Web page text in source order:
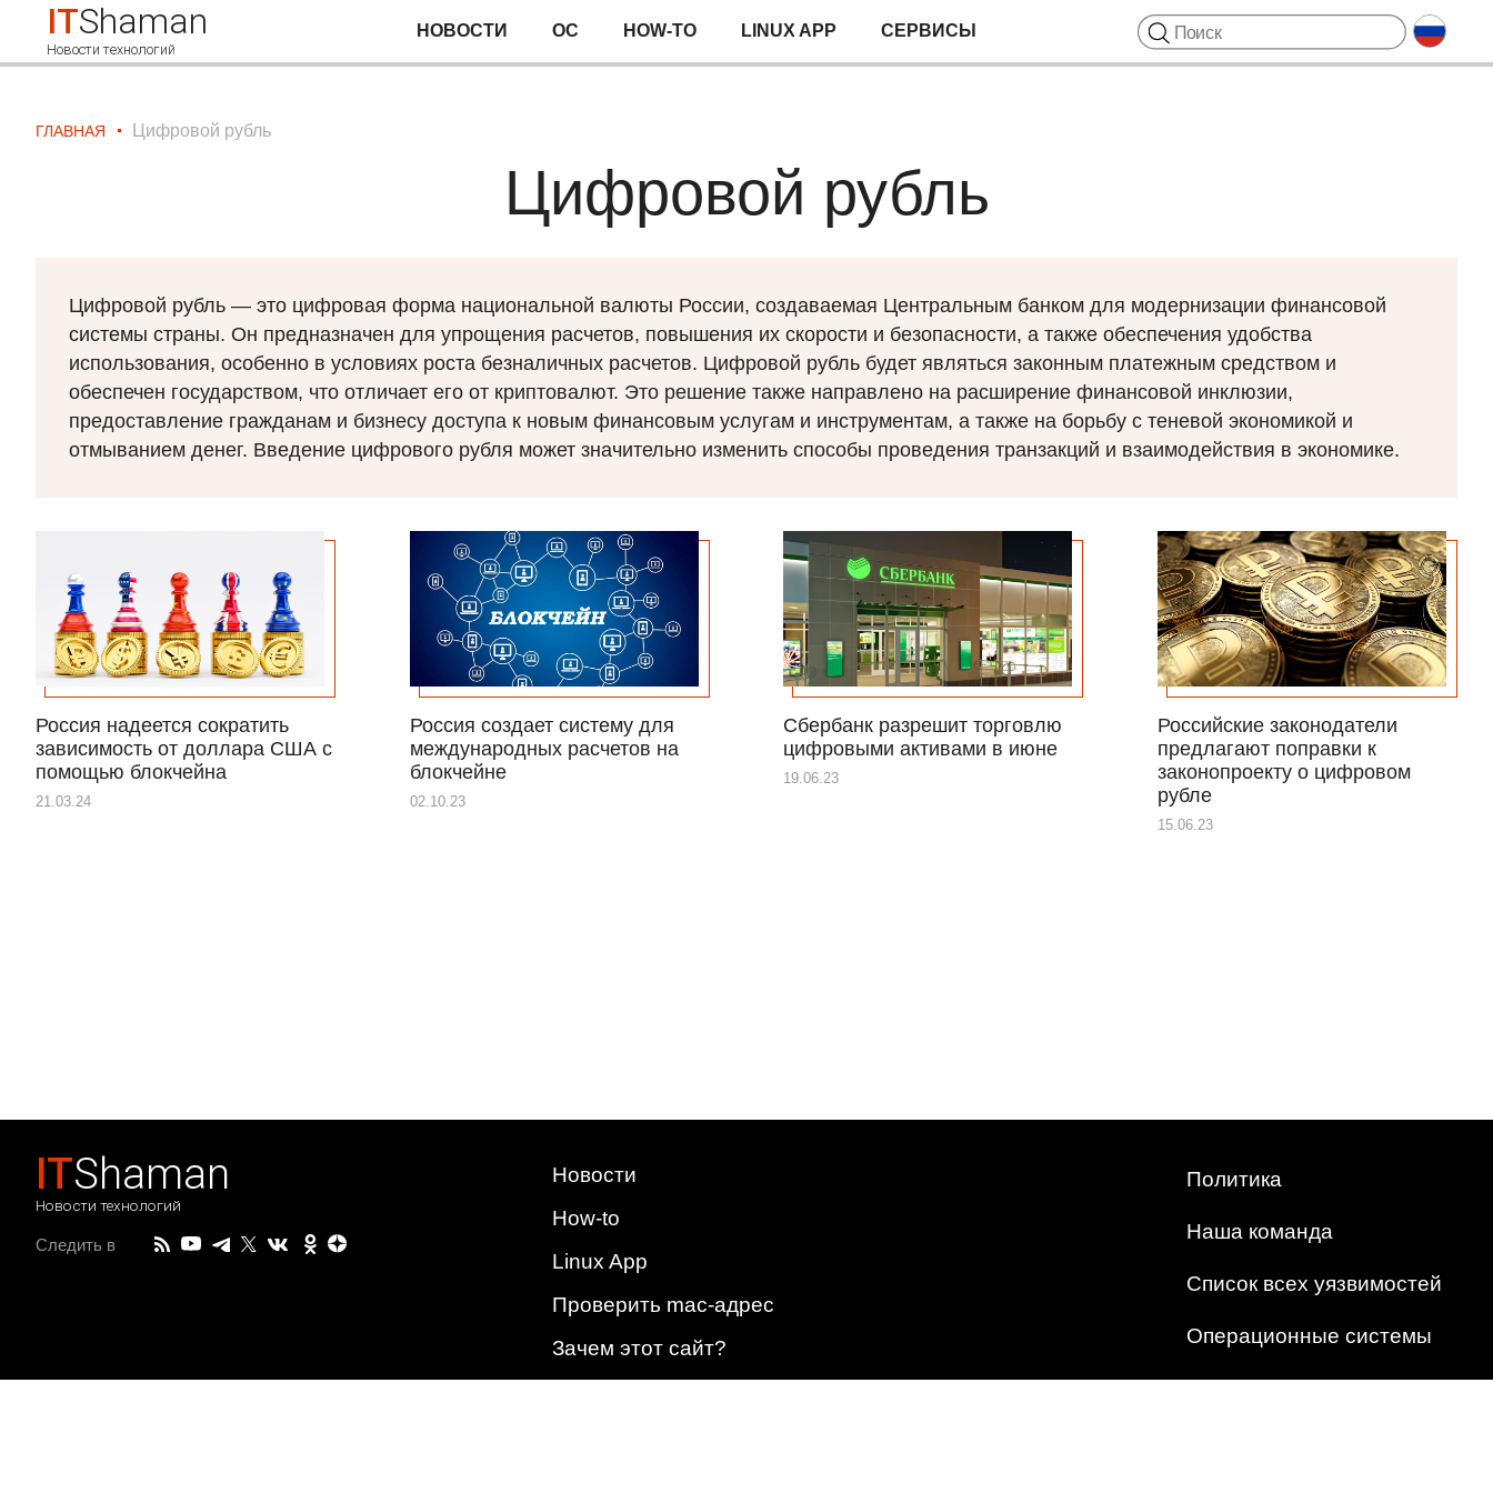
ITShaman
Новости технологий
НОВОСТИ ОС HOW-TO LINUX APP СЕРВИСЫ
ГЛАВНАЯ Цифровой рубль
Цифровой рубль
Цифровой рубль — это цифровая форма национальной валюты России, создаваемая Центральным банком для модернизации финансовой
системы страны. Он предназначен для упрощения расчетов, повышения их скорости и безопасности, а также обеспечения удобства
использования, особенно в условиях роста безналичных расчетов. Цифровой рубль будет являться законным платежным средством и
обеспечен государством, что отличает его от криптовалют. Это решение также направлено на расширение финансовой инклюзии,
предоставление гражданам и бизнесу доступа к новым финансовым услугам и инструментам, а также на борьбу с теневой экономикой и
отмыванием денег. Введение цифрового рубля может значительно изменить способы проведения транзакций и взаимодействия в экономике.
Россия надеется сократить
зависимость от доллара США с
помощью блокчейна
21.03.24
Россия создает систему для
международных расчетов на
блокчейне
02.10.23
Сбербанк разрешит торговлю
цифровыми активами в июне
19.06.23
Российские законодатели
предлагают поправки к
законопроекту о цифровом
рубле
15.06.23
ITShaman
Новости технологий
Следить в
Новости
How-to
Linux App
Проверить mac-адрес
Зачем этот сайт?
Политика
Наша команда
Список всех уязвимостей
Операционные системы